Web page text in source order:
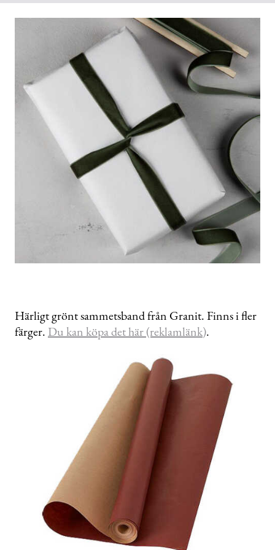
Härligt grönt sammetsband från Granit. Finns i fler
färger. Du kan köpa det här (reklamlänk).